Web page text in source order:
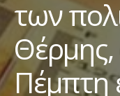
των
Πέμπτη